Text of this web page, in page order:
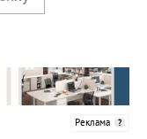
Реклама